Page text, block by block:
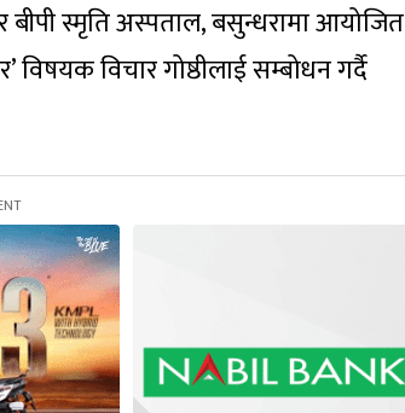
स्मृति अस्पताल, बसुन्धरामा आयोजित
विषयक विचार गोष्ठीलाई सम्बोधन गर्दै